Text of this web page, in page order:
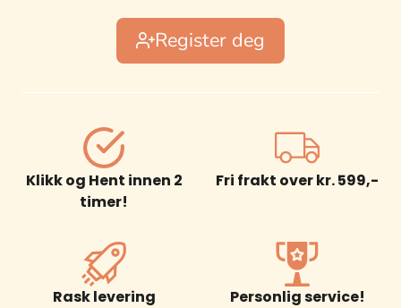
Register deg
Klikk og Hent innen 2
timer!
Fri frakt over kr. 599,-
Rask levering Personlig service!